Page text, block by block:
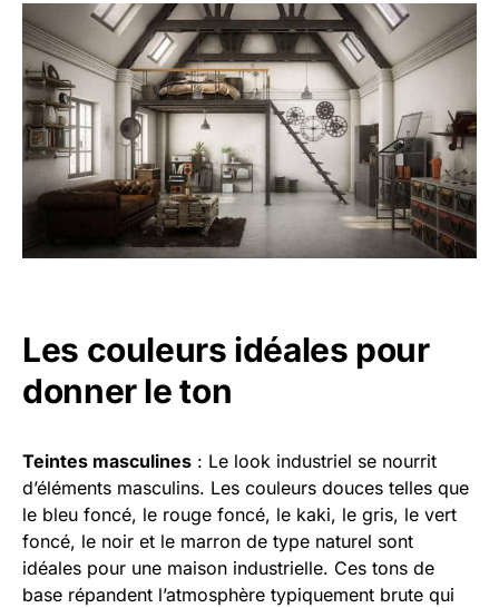
Les couleurs idéales pour
donner le ton
Teintes masculines : Le look industriel se nourrit
d’éléments masculins. Les couleurs douces telles que
le bleu foncé, le rouge foncé, le kaki, le gris, le vert
foncé, le noir et le marron de type naturel sont
idéales pour une maison industrielle. Ces tons de
base répandent l’atmosphère typiquement brute qui